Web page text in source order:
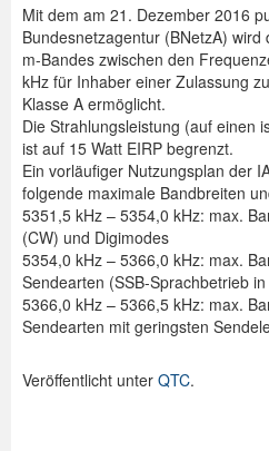
Mit dem am 21. Dezember 2016
Bundesnetzagentur (BNetzA)
m-Bandes zwischen den
kHz für Inhaber einer Zulassung
Klasse A ermöglicht.
Die Strahlungsleistung (auf einen
ist auf 15 Watt EIRP begrenzt.
Ein vorläufiger Nutzungsplan der
folgende maximale Bandbreiten
5351,5 kHz – 5354,0 kHz: max.
(CW) und Digimodes
5354,0 kHz – 5366,0 kHz: max.
Sendearten (SSB-Sprachbetrieb in
5366,0 kHz – 5366,5 kHz: max.
Sendearten mit geringsten
Veröffentlicht unter QTC.